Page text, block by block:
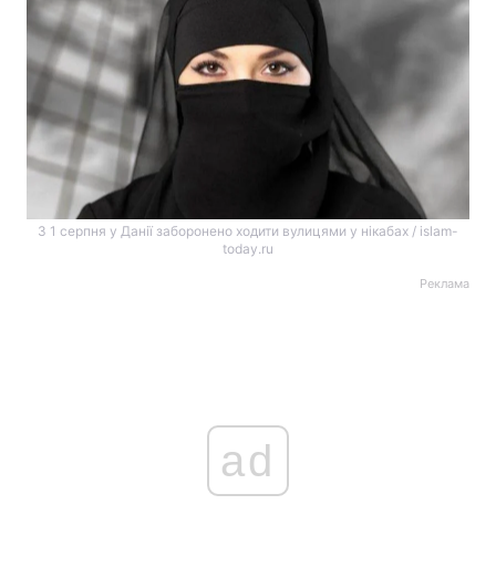
З 1 серпня у Данії заборонено ходити вулицями у нікабах / islam-
today.ru
Реклама
ad